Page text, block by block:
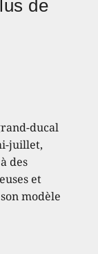
de
ducal
juillet,
des
et
modèle